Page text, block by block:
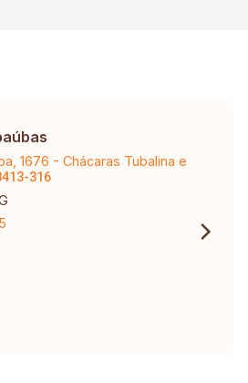
1676 - Chácaras Tubalina e
316